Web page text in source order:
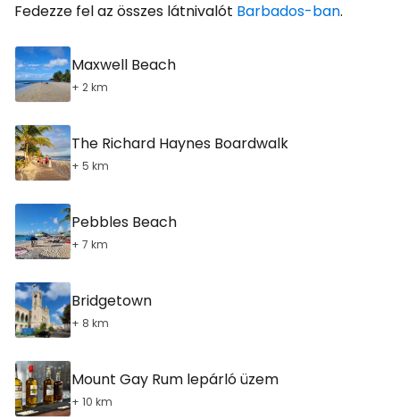
Fedezze fel az összes látnivalót Barbados-ban.
Maxwell Beach
+ 2 km
The Richard Haynes Boardwalk
+ 5 km
Pebbles Beach
+ 7 km
Bridgetown
+ 8 km
Mount Gay Rum lepárló üzem
+ 10 km